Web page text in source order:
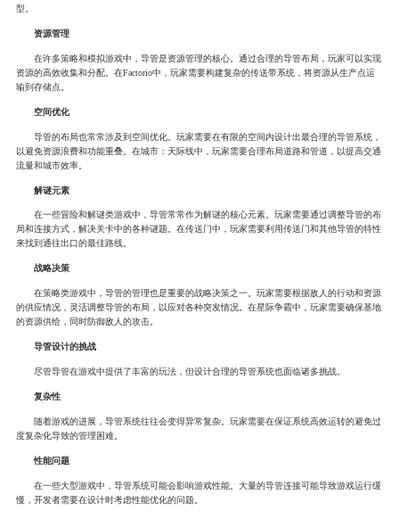
型。
资源管理
在许多策略和模拟游戏中，导管是资源管理的核心。通过合理的导管布局，玩家可以实现
资源的高效收集和分配。在Factorio中，玩家需要构建复杂的传送带系统，将资源从生产点运
输到存储点。
空间优化
导管的布局也常常涉及到空间优化。玩家需要在有限的空间内设计出最合理的导管系统，
以避免资源浪费和功能重叠。在城市：天际线中，玩家需要合理布局道路和管道，以提高交通
流量和城市效率。
解谜元素
在一些冒险和解谜类游戏中，导管常常作为解谜的核心元素。玩家需要通过调整导管的布
局和连接方式，解决关卡中的各种谜题。在传送门中，玩家需要利用传送门和其他导管的特性
来找到通往出口的最佳路线。
战略决策
在策略类游戏中，导管的管理也是重要的战略决策之一。玩家需要根据敌人的行动和资源
的供应情况，灵活调整导管的布局，以应对各种突发情况。在星际争霸中，玩家需要确保基地
的资源供给，同时防御敌人的攻击。
导管设计的挑战
尽管导管在游戏中提供了丰富的玩法，但设计合理的导管系统也面临诸多挑战。
复杂性
随着游戏的进展，导管系统往往会变得异常复杂。玩家需要在保证系统高效运转的避免过
度复杂化导致的管理困难。
性能问题
在一些大型游戏中，导管系统可能会影响游戏性能。大量的导管连接可能导致游戏运行缓
慢，开发者需要在设计时考虑性能优化的问题。